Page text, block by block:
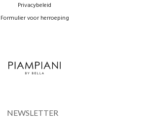
Privacybeleid
Formulier voor herroeping
NEWSLETTER